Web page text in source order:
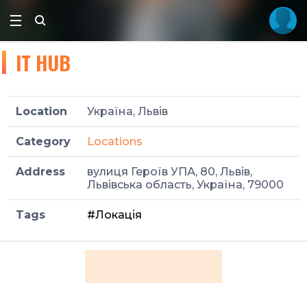
IT HUB
Location Україна, Львів
Category Locations
Address
вулиця Героїв УПА, 80, Львів,
Львівська область, Україна, 79000
Tags #Локація